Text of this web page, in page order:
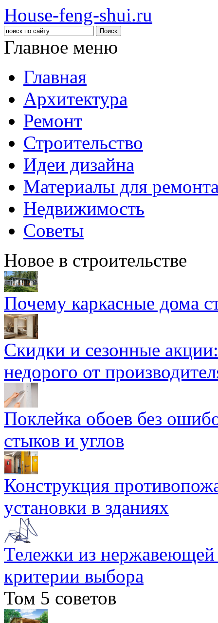
House-feng-shui.ru
Главное меню
Главная
Архитектура
Ремонт
Строительство
Идеи дизайна
Материалы для
Недвижимость
Советы
Новое в строительстве
Почему каркасные дома
Скидки и сезонные
недорого от
Поклейка обоев без
стыков и углов
Конструкция
установки в зданиях
Тележки из
критерии выбора
Том 5 советов